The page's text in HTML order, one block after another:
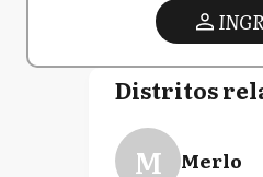
Distritos
M Merlo